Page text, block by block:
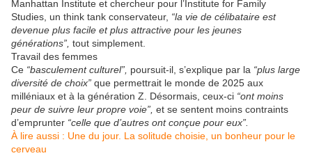
Manhattan Institute et chercheur pour l’Institute for Family
Studies, un think tank conservateur, “la vie de célibataire est
devenue plus facile et plus attractive pour les jeunes
générations”, tout simplement.
Travail des femmes
Ce “basculement culturel”, poursuit-il, s’explique par la “plus large
diversité de choix” que permettrait le monde de 2025 aux
milléniaux et à la génération Z. Désormais, ceux-ci “ont moins
peur de suivre leur propre voie”, et se sentent moins contraints
d’emprunter “celle que d’autres ont conçue pour eux”.
À lire aussi : Une du jour. La solitude choisie, un bonheur pour le
cerveau